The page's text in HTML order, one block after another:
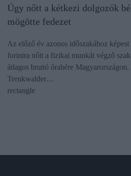
Úgy nőtt a kétkezi dolgozók
mögötte fedezet
Az előző év azonos időszakához
forintra nőtt a fizikai munkát végző
átlagos bruttó órabére
Trenkwalder…
rectangle